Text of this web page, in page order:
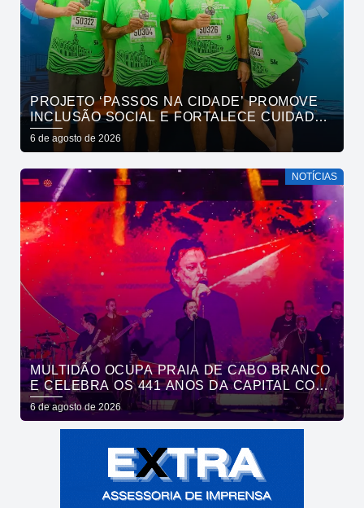
PROJETO ‘PASSOS NA CIDADE’ PROMOVE
INCLUSÃO SOCIAL E FORTALECE CUIDADO
EM SAÚDE MENTAL POR MEIO DA CORRIDA
6 de agosto de 2026
NOTÍCIAS
MULTIDÃO OCUPA PRAIA DE CABO BRANCO
E CELEBRA OS 441 ANOS DA CAPITAL COM
SHOWS DE ROUPA NOVA E FÁBIO JR
6 de agosto de 2026